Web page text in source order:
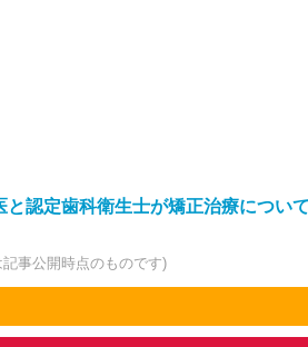
と認定歯科衛生士が矯正治療につい
事公開時点のものです)